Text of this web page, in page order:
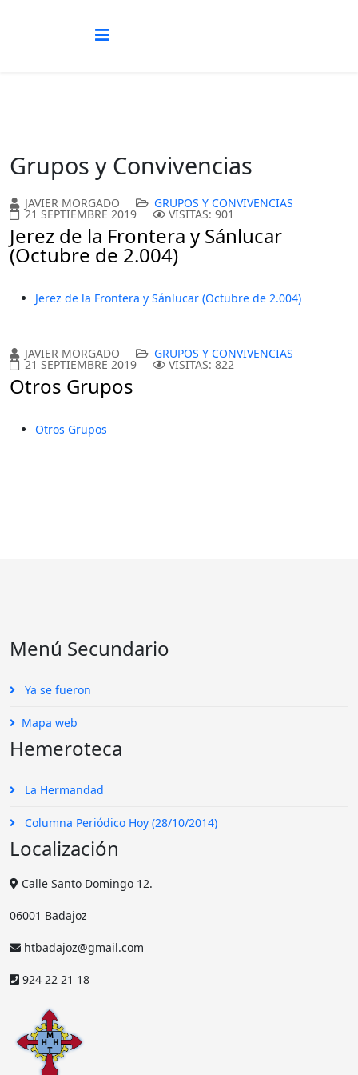
Grupos y Convivencias
JAVIER MORGADO GRUPOS Y CONVIVENCIAS
21 SEPTIEMBRE 2019 VISITAS: 901
Jerez de la Frontera y Sánlucar
(Octubre de 2.004)
Jerez de la Frontera y Sánlucar (Octubre de 2.004)
JAVIER MORGADO GRUPOS Y CONVIVENCIAS
21 SEPTIEMBRE 2019 VISITAS: 822
Otros Grupos
Otros Grupos
Menú Secundario
Ya se fueron
Mapa web
Hemeroteca
La Hermandad
Columna Periódico Hoy (28/10/2014)
Localización
Calle Santo Domingo 12.
06001 Badajoz
htbadajoz@gmail.com
924 22 21 18